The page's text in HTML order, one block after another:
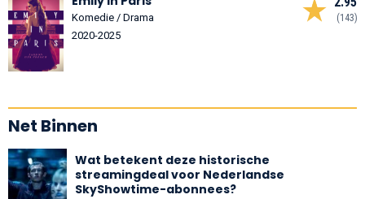
(143)
Komedie / Drama
2020-2025
Net Binnen
Wat betekent deze historische
streamingdeal voor Nederlandse
SkyShowtime-abonnees?